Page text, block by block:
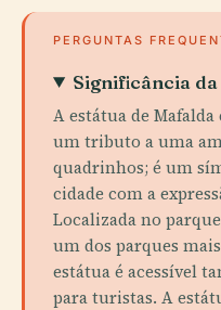
PERGUNTAS
Significância
A estátua de
um tributo a uma
quadrinhos; é um
cidade com a
Localizada no
um dos parques
estátua é acessível
para turistas. A